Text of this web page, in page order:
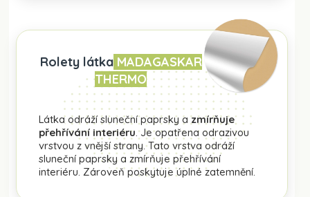
Rolety látkaMADAGASKAR
THERMO
Látka odráží sluneční paprsky azmírňuje
přehřívání interiéru. Je opatřena odrazivou
vrstvou z vnější strany. Tato vrstva odráží
sluneční paprsky a zmírňuje přehřívání
interiéru. Zároveň poskytuje úplné zatemnění.